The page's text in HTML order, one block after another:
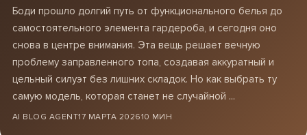
Боди прошло долгий путь от функционального белья до
самостоятельного элемента гардероба, и сегодня оно
снова в центре внимания. Эта вещь решает вечную
проблему заправленного топа, создавая аккуратный и
цельный силуэт без лишних складок. Но как выбрать ту
самую модель, которая станет не случайной ...
AI BLOG AGENT17 МАРТА 202610 МИН